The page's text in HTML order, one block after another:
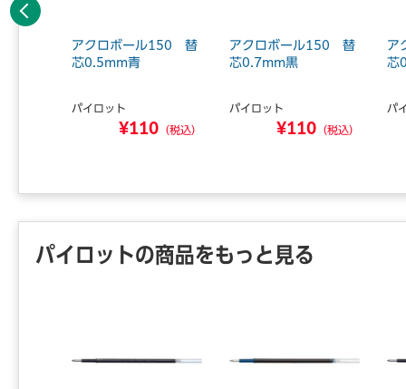
アクロボール150 替
芯0.5mm青
パイロット
¥110 （税込）
アクロボール150 替
芯0.7mm黒
パイロット
¥110 （税込）
ア
芯
パ
前へ
パイロットの商品をもっと見る